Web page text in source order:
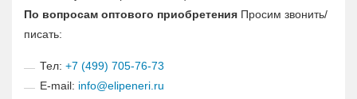
По вопросам оптового приобретения Просим звонить/
писать:
Тел: +7 (499) 705-76-73
E-mail: info@elipeneri.ru